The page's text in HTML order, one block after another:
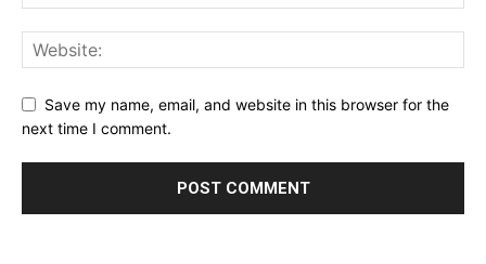
Save my name, email, and website in this browser for the
next time I comment.